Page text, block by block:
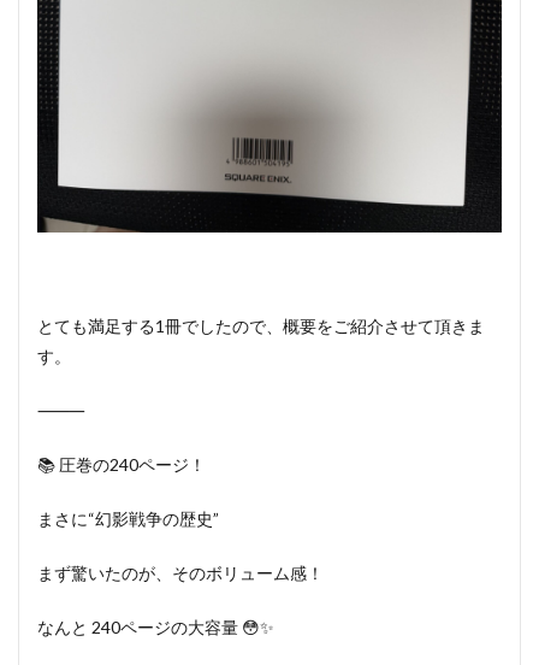
とても満足する1冊でしたので、概要をご紹介させて頂きま
す。
⸻
📚 圧巻の240ページ！
まさに“幻影戦争の歴史”
まず驚いたのが、そのボリューム感！
なんと 240ページの大容量 😳✨